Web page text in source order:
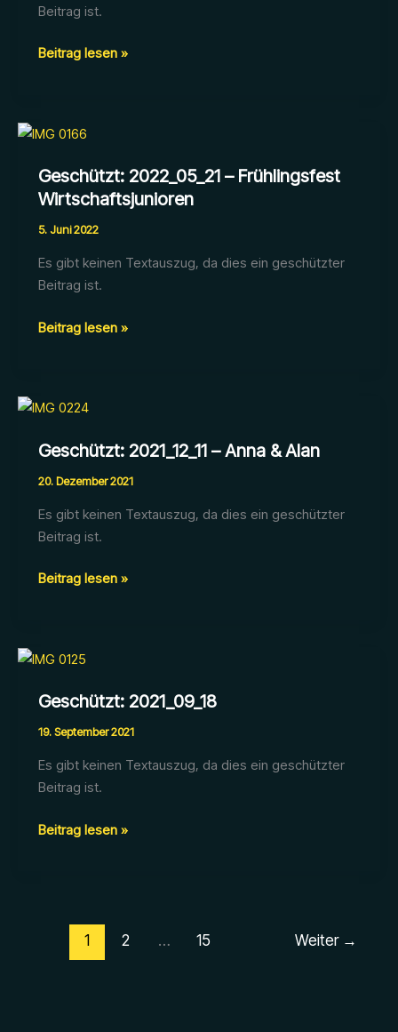
Beitrag ist.
Geschützt:
Beitrag lesen »
Geschützt: 2022_05_21 – Frühlingsfest
Wirtschaftsjunioren
5. Juni 2022
Es gibt keinen Textauszug, da dies ein geschützter
Beitrag ist.
Geschützt:
Wirtschaftsjunioren
Beitrag lesen »
Geschützt: 2021_12_11 – Anna & Alan
20. Dezember 2021
Es gibt keinen Textauszug, da dies ein geschützter
Beitrag ist.
Geschützt:
&
Beitrag lesen »
Geschützt: 2021_09_18
19. September 2021
Es gibt keinen Textauszug, da dies ein geschützter
Beitrag ist.
Geschützt:
Beitrag lesen »
1 2 … 15 Weiter →